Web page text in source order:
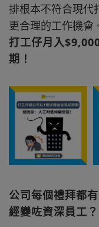
排根本不符合現代
更合理的工作機會
打工仔月入
期！
公司每個禮拜都
經變咗資深員工？